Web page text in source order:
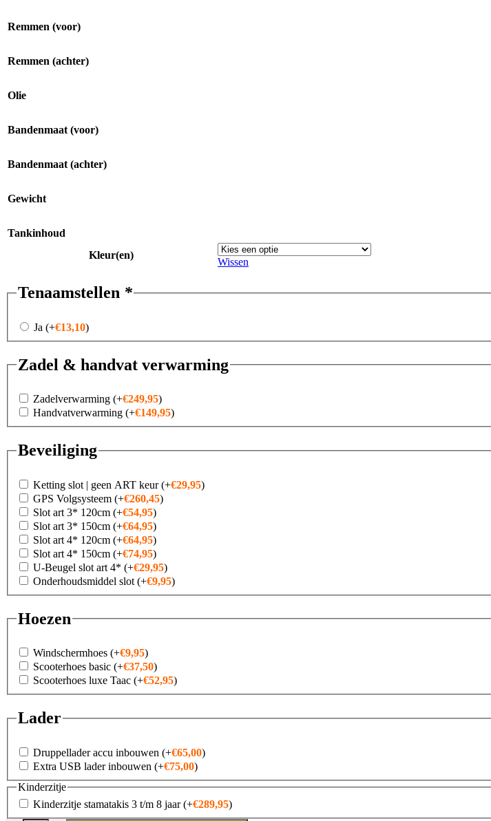
Remmen (voor)
Remmen (achter)
Olie
Bandenmaat (voor)
Bandenmaat (achter)
Gewicht
Tankinhoud
Kleur(en)
Wissen
Tenaamstellen *
Ja (+€13,10)
Zadel & handvat verwarming
Zadelverwarming (+€249,95)
Handvatverwarming (+€149,95)
Beveiliging
Ketting slot | geen ART keur(+€29,95)
GPS Volgsysteem (+€260,45)
Slot art 3* 120cm (+€54,95)
Slot art 3* 150cm (+€64,95)
Slot art 4* 120cm (+€64,95)
Slot art 4* 150cm (+€74,95)
U-Beugel slot art 4* (+€29,95)
Onderhoudsmiddel slot (+€9,95)
Hoezen
Windschermhoes (+€9,95)
Scooterhoes basic (+€37,50)
Scooterhoes luxe Taac (+€52,95)
Lader
Druppellader accu inbouwen (+€65,00)
Extra USB lader inbouwen (+€75,00)
Kinderzitje
Kinderzitje stamatakis 3 t/m 8 jaar(+€289,95)